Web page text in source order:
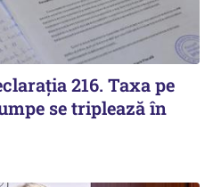
216. Taxa pe
se triplează în